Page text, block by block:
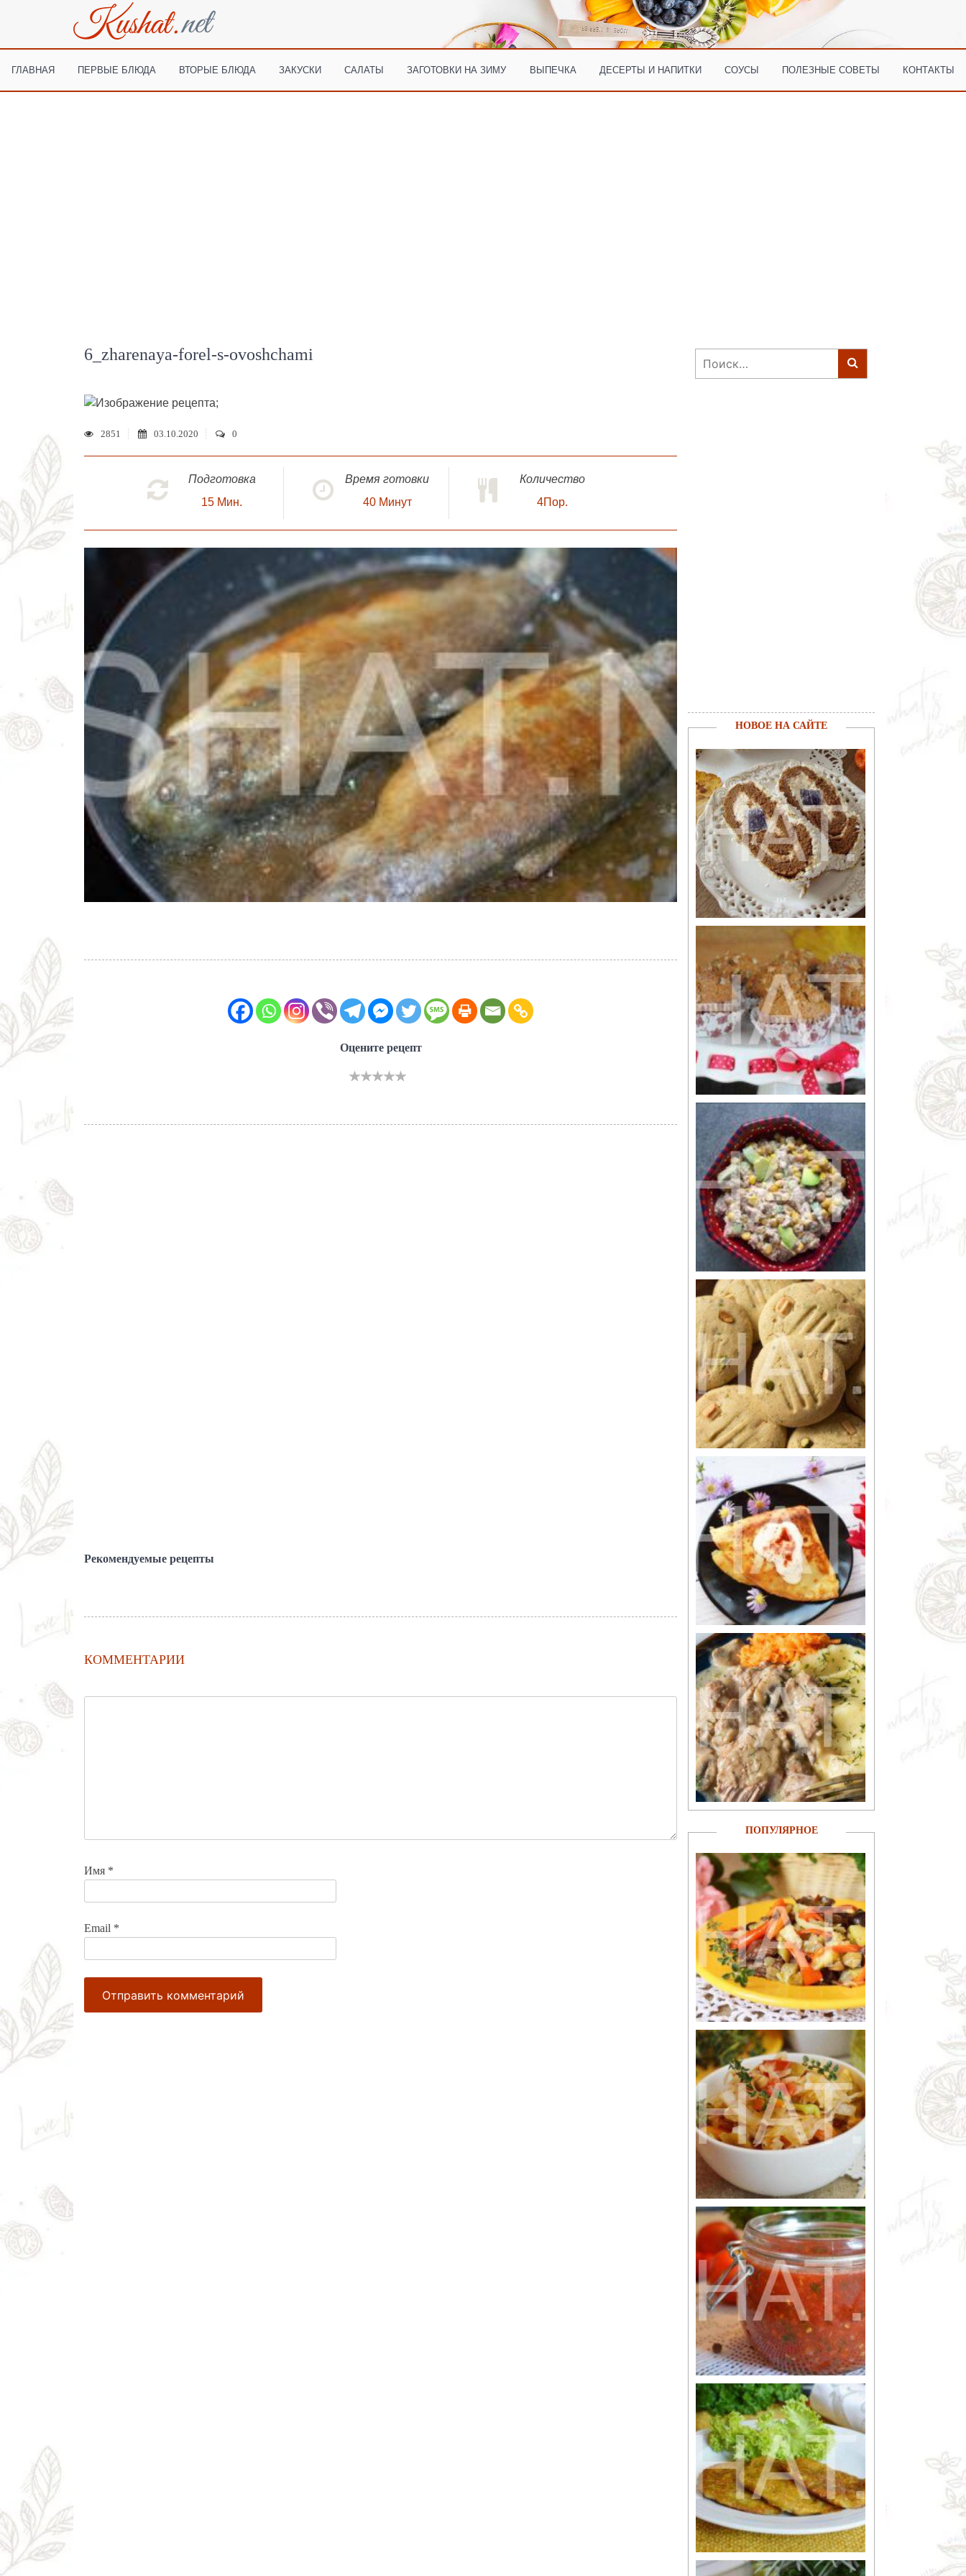
ГЛАВНАЯ ПЕРВЫЕ БЛЮДА ВТОРЫЕ БЛЮДА ЗАКУСКИ САЛАТЫ ЗАГОТОВКИ НА ЗИМУ ВЫПЕЧКА ДЕСЕРТЫ И НАПИТКИ СОУСЫ ПОЛЕЗНЫЕ СОВЕТЫ КОНТАКТЫ
6_zharenaya-forel-s-ovoshchami
;
2851 03.10.2020 0
Подготовка
15 Мин.
Время готовки
40 Минут
Количество
4Пор.
Оцените рецепт
Рекомендуемые рецепты
КОММЕНТАРИИ
Имя *
Email *
Найти:
НОВОЕ НА САЙТЕ
ПОПУЛЯРНОЕ